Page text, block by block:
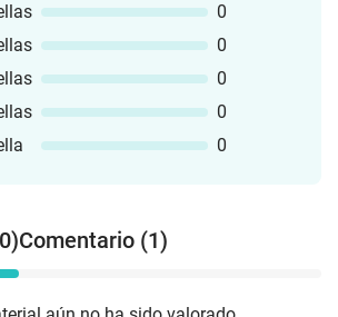
0
0
0
0
0
Comentario (1)